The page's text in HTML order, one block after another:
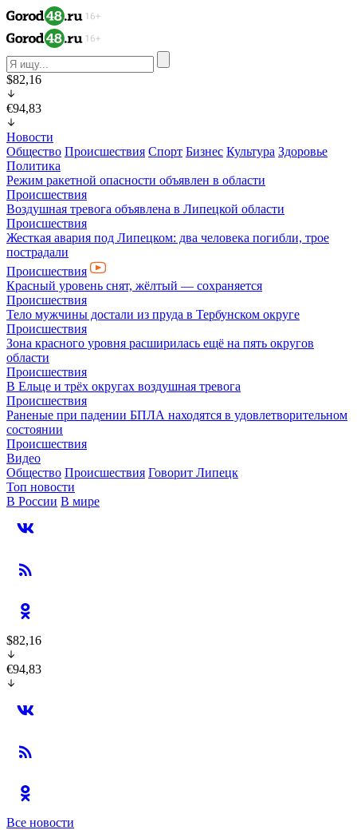
$82,16
€94,83
Новости
Общество Происшествия Спорт Бизнес Культура Здоровье
Политика
Режим ракетной опасности объявлен в области
Происшествия
Воздушная тревога объявлена в Липецкой области
Происшествия
Жесткая авария под Липецком: два человека погибли, трое
пострадали
Происшествия
Красный уровень снят, жёлтый — сохраняется
Происшествия
Тело мужчины достали из пруда в Тербунском округе
Происшествия
Зона красного уровня расширилась ещё на пять округов
области
Происшествия
В Ельце и трёх округах воздушная тревога
Происшествия
Раненые при падении БПЛА находятся в удовлетворительном
состоянии
Происшествия
Видео
Общество Происшествия Говорит Липецк
Топ новости
В России В мире
$82,16
€94,83
Все новости